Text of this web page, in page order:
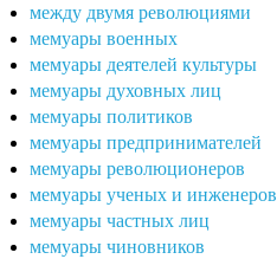
между двумя революциями
мемуары военных
мемуары деятелей культуры
мемуары духовных лиц
мемуары политиков
мемуары предпринимателей
мемуары революционеров
мемуары ученых и инженеров
мемуары частных лиц
мемуары чиновников